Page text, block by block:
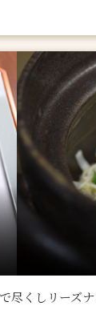
尽くしリーズ